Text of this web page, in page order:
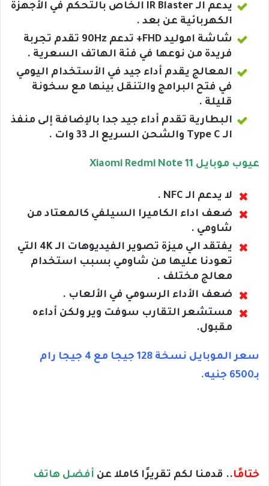
يدعم الـ IR Blaster الخاص بالتحكم في الأجهزة
الكهربائية عن بعد .
شاشة اموليد FHD+ تدعم 90Hz تقدم تجربة
فريدة من نوعها في فئة الهاتف السعرية .
المعالج يقدم أداء جيد في الأستخدام اليومي
في فتح البرامج والتنقل بينها مع سخونة
قليلة .
البطارية تقدم أداء جيد جدا بالإضافة إلى منفذ
الـ Type C والشحن السريع الـ 33 وات .
عيوب موبايل Xiaomi Redmi Note 11
لا يدعم الـ NFC .
ضعف اداء الكاميرا السيلفي كالمعتاد من
شاومي .
يفتقد الي ميزة تصوير الفيديوهات الـ 4K التي
تعودنا عليها من شاومي بسبب استخدام
معالج مختلف .
ضعف الأداء الرسومي في الألعاب .
مستشعر التقارب سوفت وير ولكن أداءه
مقبول.
سعر الموبايل نسخة 128 جيجا مع 4 جيجا رام
بـ6500 جنيه.
ختامًا.. قدمنا لكم تقريرًا كاملا عن أفضل هاتف